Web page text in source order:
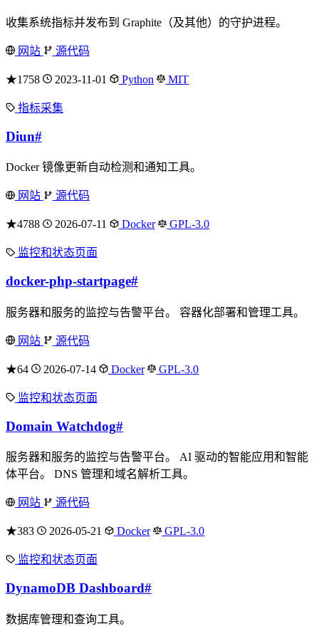
收集系统指标并发布到 Graphite（及其他）的守护进程。
网站 源代码
★1758 2023-11-01 Python MIT
指标采集
Diun#
Docker 镜像更新自动检测和通知工具。
网站 源代码
★4788 2026-07-11 Docker GPL-3.0
监控和状态页面
docker-php-startpage#
服务器和服务的监控与告警平台。 容器化部署和管理工具。
网站 源代码
★64 2026-07-14 Docker GPL-3.0
监控和状态页面
Domain Watchdog#
服务器和服务的监控与告警平台。 AI 驱动的智能应用和智能
体平台。 DNS 管理和域名解析工具。
网站 源代码
★383 2026-05-21 Docker GPL-3.0
监控和状态页面
DynamoDB Dashboard#
数据库管理和查询工具。